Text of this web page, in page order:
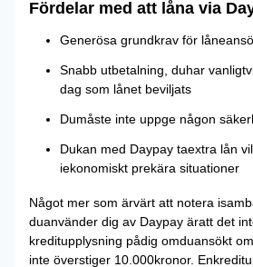
Fördelar med att låna via
Generösa grundkrav för
Snabb utbetalning, duhar
dag som lånet beviljats
Dumåste inte uppge någon
Dukan med Daypay taextra lån
iekonomiskt prekära situationer
Något mer som ärvärt att notera
duanvänder dig av Daypay äratt det
kreditupplysning pådig omduansökt
inte överstiger 10.000kronor.